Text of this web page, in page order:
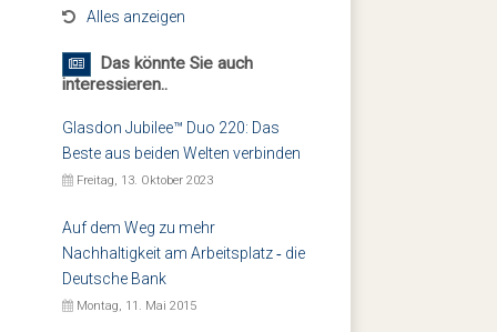
Alles anzeigen
Das könnte Sie auch
interessieren..
Glasdon Jubilee™ Duo 220: Das
Beste aus beiden Welten verbinden
Freitag, 13. Oktober 2023
Auf dem Weg zu mehr
Nachhaltigkeit am Arbeitsplatz ‐ die
Deutsche Bank
Montag, 11. Mai 2015